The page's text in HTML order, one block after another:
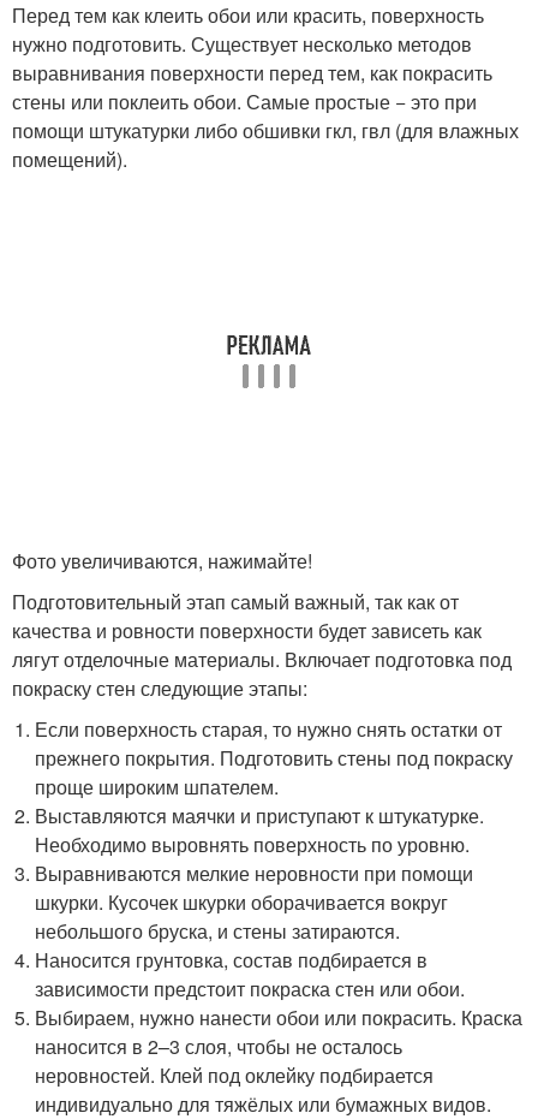
Перед тем как клеить обои или красить, поверхность
нужно подготовить. Существует несколько методов
выравнивания поверхности перед тем, как покрасить
стены или поклеить обои. Самые простые − это при
помощи штукатурки либо обшивки гкл, гвл (для влажных
помещений).
Фото увеличиваются, нажимайте!
Подготовительный этап самый важный, так как от
качества и ровности поверхности будет зависеть как
лягут отделочные материалы. Включает подготовка под
покраску стен следующие этапы:
Если поверхность старая, то нужно снять остатки от
прежнего покрытия. Подготовить стены под покраску
проще широким шпателем.
Выставляются маячки и приступают к штукатурке.
Необходимо выровнять поверхность по уровню.
Выравниваются мелкие неровности при помощи
шкурки. Кусочек шкурки оборачивается вокруг
небольшого бруска, и стены затираются.
Наносится грунтовка, состав подбирается в
зависимости предстоит покраска стен или обои.
Выбираем, нужно нанести обои или покрасить. Краска
наносится в 2–3 слоя, чтобы не осталось
неровностей. Клей под оклейку подбирается
индивидуально для тяжёлых или бумажных видов.